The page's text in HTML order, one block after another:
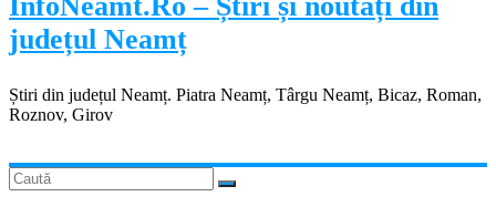
județul Neamț
Știri din județul Neamț. Piatra Neamț, Târgu Neamț, Bicaz, Roman,
Roznov, Girov